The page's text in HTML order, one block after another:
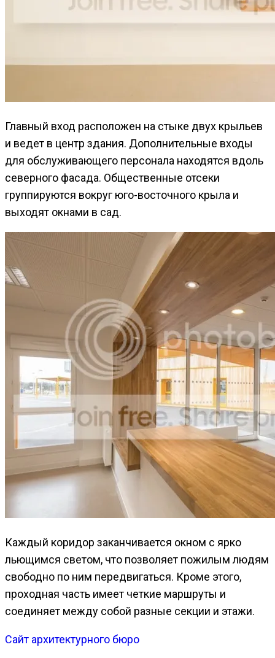
Главный вход расположен на стыке двух крыльев
и ведет в центр здания. Дополнительные входы
для обслуживающего персонала находятся вдоль
северного фасада. Общественные отсеки
группируются вокруг юго-восточного крыла и
выходят окнами в сад.
Каждый коридор заканчивается окном с ярко
льющимся светом, что позволяет пожилым людям
свободно по ним передвигаться. Кроме этого,
проходная часть имеет четкие маршруты и
соединяет между собой разные секции и этажи.
Сайт архитектурного бюро